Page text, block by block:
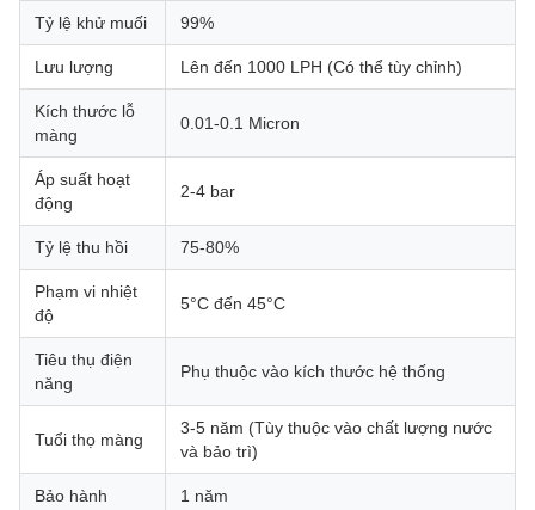
Tỷ lệ khử muối 99%
Lưu lượng Lên đến 1000 LPH (Có thể tùy chỉnh)
Kích thước lỗ
màng
0.01-0.1 Micron
Áp suất hoạt
động
2-4 bar
Tỷ lệ thu hồi 75-80%
Phạm vi nhiệt
độ
5°C đến 45°C
Tiêu thụ điện
năng
Phụ thuộc vào kích thước hệ thống
Tuổi thọ màng
3-5 năm (Tùy thuộc vào chất lượng nước
và bảo trì)
Bảo hành 1 năm